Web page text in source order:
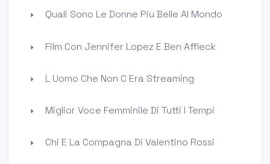
Quali Sono Le Donne Piu Belle Al Mondo
Film Con Jennifer Lopez E Ben Affleck
L Uomo Che Non C Era Streaming
Miglior Voce Femminile Di Tutti I Tempi
Chi E La Compagna Di Valentino Rossi